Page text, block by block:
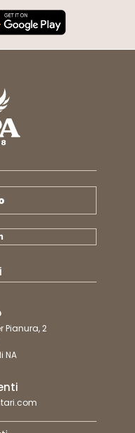
Pianura, 2
NA